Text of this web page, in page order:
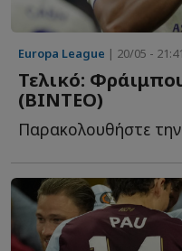
Europa League | 20/05 - 21:41
Τελικό:
(BINTEO)
Παρακολουθήστε την